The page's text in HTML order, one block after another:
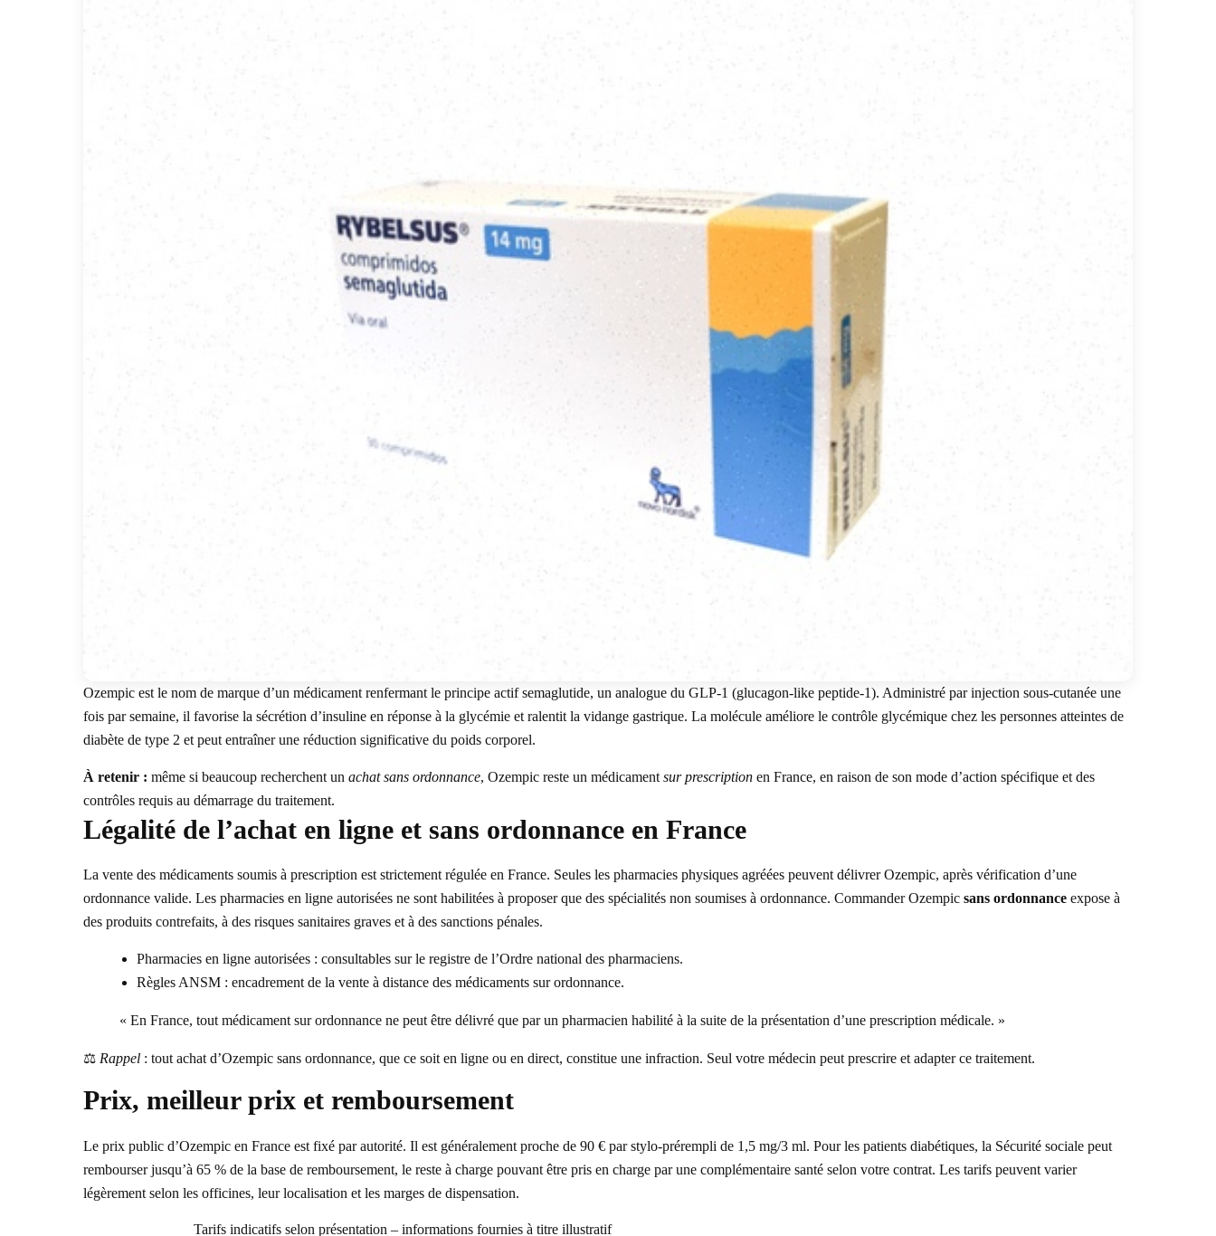
Ozempic est le nom de marque d’un médicament renfermant le principe actif semaglutide, un analogue du GLP-1 (glucagon-like peptide-1). Administré par injection sous-cutanée une
fois par semaine, il favorise la sécrétion d’insuline en réponse à la glycémie et ralentit la vidange gastrique. La molécule améliore le contrôle glycémique chez les personnes atteintes de
diabète de type 2 et peut entraîner une réduction significative du poids corporel.
À retenir : même si beaucoup recherchent un achat sans ordonnance, Ozempic reste un médicament sur prescription en France, en raison de son mode d’action spécifique et des
contrôles requis au démarrage du traitement.
Légalité de l’achat en ligne et sans ordonnance en France
La vente des médicaments soumis à prescription est strictement régulée en France. Seules les pharmacies physiques agréées peuvent délivrer Ozempic, après vérification d’une
ordonnance valide. Les pharmacies en ligne autorisées ne sont habilitées à proposer que des spécialités non soumises à ordonnance. Commander Ozempic sans ordonnance expose à
des produits contrefaits, à des risques sanitaires graves et à des sanctions pénales.
Pharmacies en ligne autorisées : consultables sur le registre de l’Ordre national des pharmaciens.
Règles ANSM : encadrement de la vente à distance des médicaments sur ordonnance.
« En France, tout médicament sur ordonnance ne peut être délivré que par un pharmacien habilité à la suite de la présentation d’une prescription médicale. »
⚖️ Rappel : tout achat d’Ozempic sans ordonnance, que ce soit en ligne ou en direct, constitue une infraction. Seul votre médecin peut prescrire et adapter ce traitement.
Prix, meilleur prix et remboursement
Le prix public d’Ozempic en France est fixé par autorité. Il est généralement proche de 90 € par stylo-prérempli de 1,5 mg/3 ml. Pour les patients diabétiques, la Sécurité sociale peut
rembourser jusqu’à 65 % de la base de remboursement, le reste à charge pouvant être pris en charge par une complémentaire santé selon votre contrat. Les tarifs peuvent varier
légèrement selon les officines, leur localisation et les marges de dispensation.
Tarifs indicatifs selon présentation – informations fournies à titre illustratif